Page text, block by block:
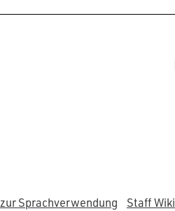
Sprachverwendung Staff Wiki